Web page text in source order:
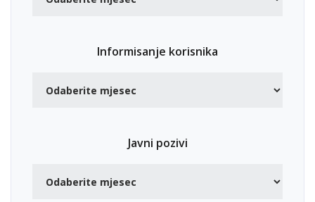
Informisanje korisnika
Javni pozivi